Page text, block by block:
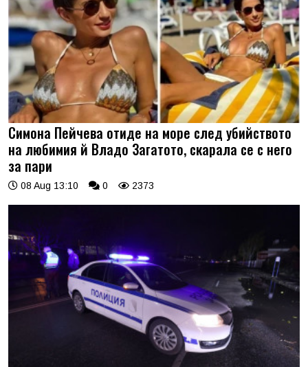
Симона Пейчева отиде на море след убийството
на любимия й Владо Загатото, скарала се с него
за пари
08 Aug 13:10 0 2373